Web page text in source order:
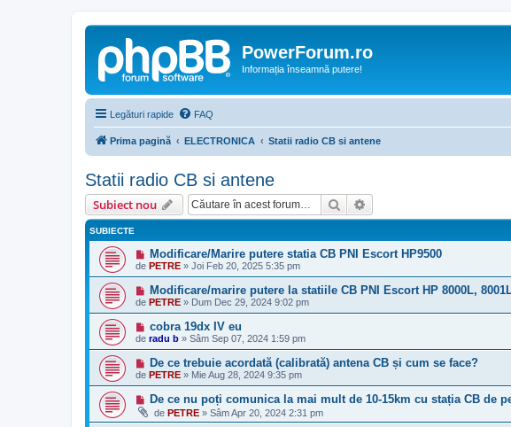
PowerForum.ro
Informația înseamnă putere!
Legături rapide FAQ
Prima pagină ELECTRONICA Statii radio CB si antene
Statii radio CB si antene
Subiect nou Căutare
SUBIECTE
Modificare/Marire putere statia CB PNI Escort HP9500
de PETRE » Joi Feb 20, 2025 5:35 pm
Modificare/marire putere la statiile CB PNI Escort HP 8000L,
de PETRE » Dum Dec 29, 2024 9:02 pm
cobra 19dx IV eu
de radu b » Sâm Sep 07, 2024 1:59 pm
De ce trebuie acordată (calibrată) antena CB și cum se face?
de PETRE » Mie Aug 28, 2024 9:35 pm
De ce nu poți comunica la mai mult de 10-15km cu stația CB de
de PETRE » Sâm Apr 20, 2024 2:31 pm